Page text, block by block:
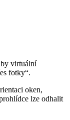
virtuální
fotky“.
oken,
lze odhalit